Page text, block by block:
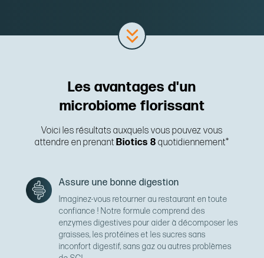
Les avantages d'un
microbiome florissant
Voici les résultats auxquels vous pouvez vous
attendre en prenant Biotics 8 quotidiennement*
Assure une bonne digestion
Imaginez-vous retourner au restaurant en toute
confiance ! Notre formule comprend des
enzymes digestives pour aider à décomposer les
graisses, les protéines et les sucres sans
inconfort digestif, sans gaz ou autres problèmes